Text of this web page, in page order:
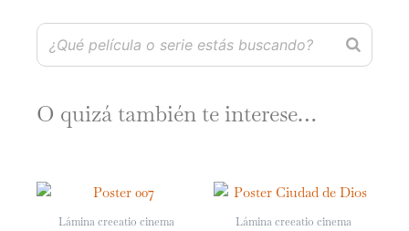
O quizá también te interese…
Lámina creeatio cinema Lámina creeatio cinema